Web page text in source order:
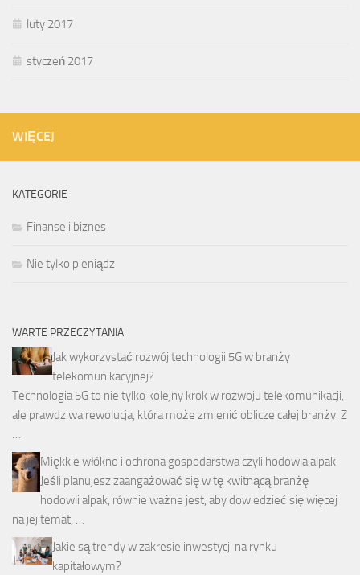
luty 2017
styczeń 2017
WIĘCEJ
KATEGORIE
Finanse i biznes
Nie tylko pieniądz
WARTE PRZECZYTANIA
Jak wykorzystać rozwój technologii 5G w branży
telekomunikacyjnej?
Technologia 5G to nie tylko kolejny krok w rozwoju telekomunikacji,
ale prawdziwa rewolucja, która może zmienić oblicze całej branży. Z
…
Miękkie włókno i ochrona gospodarstwa czyli hodowla alpak
Jeśli planujesz zaangażować się w tę kwitnącą branżę
hodowli alpak, równie ważne jest, aby dowiedzieć się więcej
na jej temat, …
Jakie są trendy w zakresie inwestycji na rynku
kapitałowym?